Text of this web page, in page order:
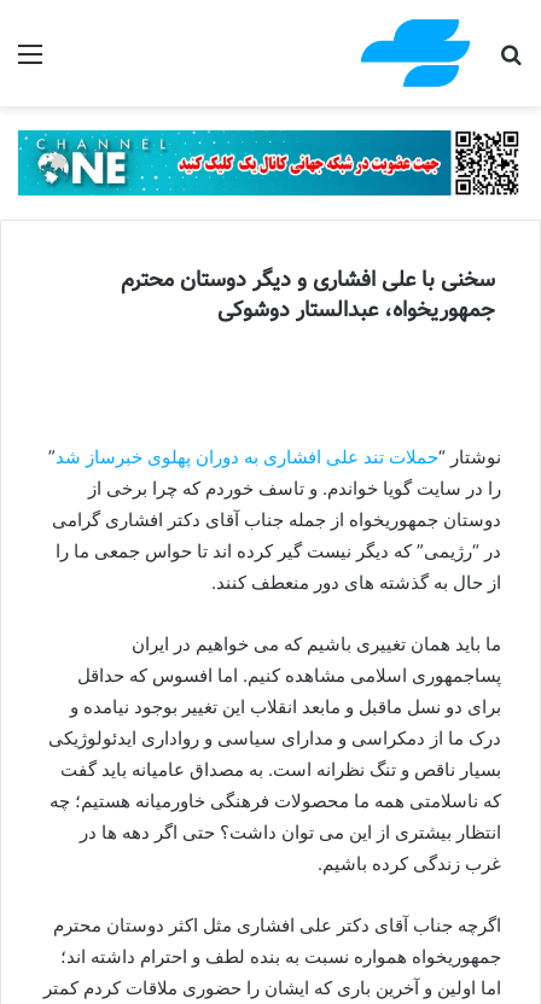
جستجو برای
سخنی با علی افشاری و دیگر دوستان محترم
جمهوریخواه، عبدالستار دوشوکی
نوشتار “حملات تند علی افشاری به دوران پهلوی خبرساز شد”
را در سایت گویا خواندم. و تاسف خوردم که چرا برخی از
دوستان جمهوریخواه از جمله جناب آقای دکتر افشاری گرامی
در “رژیمی” که دیگر نیست گیر کرده اند تا حواس جمعی ما را
از حال به گذشته های دور منعطف کنند.
ما باید همان تغییری باشیم که می خواهیم در ایران
پساجمهوری اسلامی مشاهده کنیم. اما افسوس که حداقل
برای دو نسل ماقبل و مابعد انقلاب این تغییر بوجود نیامده و
درک ما از دمکراسی و مدارای سیاسی و رواداری ایدئولوژیکی
بسیار ناقص و تنگ نظرانه است. به مصداق عامیانه باید گفت
که ناسلامتی همه ما محصولات فرهنگی خاورمیانه هستیم؛ چه
انتظار بیشتری از این می توان داشت؟ حتی اگر دهه ها در
غرب زندگی کرده باشیم.
اگرچه جناب آقای دکتر علی افشاری مثل اکثر دوستان محترم
جمهوریخواه همواره نسبت به بنده لطف و احترام داشته اند؛
اما اولین و آخرین باری که ایشان را حضوری ملاقات کردم کمتر